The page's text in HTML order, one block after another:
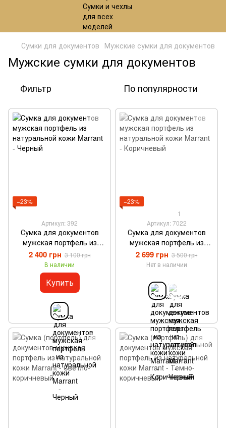
Сумки для документов Мужские сумки для документов
Мужские сумки для документов
Фильтр По популярности
−23%
Артикул: 392
Сумка для документов
мужская портфель из
натуральной кожи Marrant
- Черный
2 400 грн 3 100 грн
В наличии
Купить
−23%
1
Артикул: 7022
Сумка для документов
мужская портфель из
натуральной кожи Marrant
- Коричневый
2 699 грн 3 500 грн
Нет в наличии